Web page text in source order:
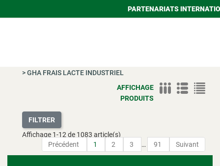
PARTENARIATS
>GHA FRAIS LACTE INDUSTRIEL
AFFICHAGE
PRODUITS
FILTRER
Affichage 1-12 de 1083 article(s)
Précédent
1 2 3 … 91 Suivant